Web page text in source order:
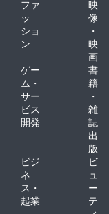
ファ
ッ
ショ
ン
映
像
・
映
画
ゲー
ム・
サー
ビス
開発
書
籍
・
雑
誌
出
版
ビジ
ネ
ス・
起業
ビ
ュ
ー
テ